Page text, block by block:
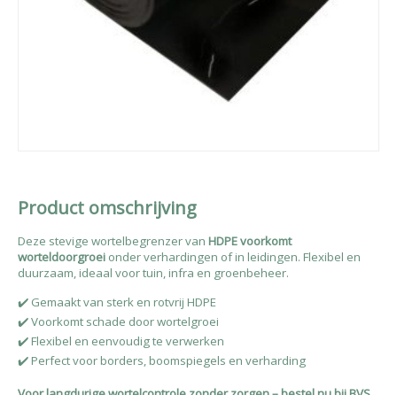
Product omschrijving
Deze stevige wortelbegrenzer van HDPE voorkomt
worteldoorgroei onder verhardingen of in leidingen. Flexibel en
duurzaam, ideaal voor tuin, infra en groenbeheer.
✔️ Gemaakt van sterk en rotvrij HDPE
✔️ Voorkomt schade door wortelgroei
✔️ Flexibel en eenvoudig te verwerken
✔️ Perfect voor borders, boomspiegels en verharding